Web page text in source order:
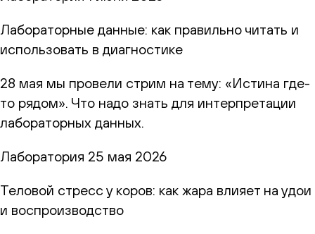
Лабораторные данные: как правильно читать и
использовать в диагностике
28 мая мы провели стрим на тему: «Истина где-
то рядом». Что надо знать для интерпретации
лабораторных данных.
Лаборатория 25 мая 2026
Теловой стресс у коров: как жара влияет на удои
и воспроизводство